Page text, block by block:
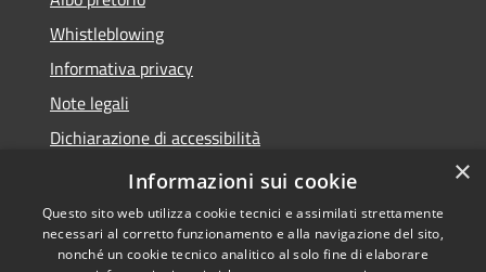
Whistleblowing
Informativa privacy
Note legali
Dichiarazione di accessibilità
Obiettivi di accessibilità 2026
×
Informazioni sui cookie
Questo sito web utilizza cookie tecnici e assimilati strettamente
necessari al corretto funzionamento e alla navigazione del sito,
nonché un cookie tecnico analitico al solo fine di elaborare